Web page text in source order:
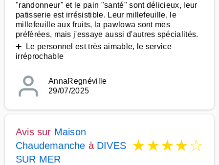
"randonneur" et le pain "santé" sont délicieux, leur
patisserie est irrésistible. Leur millefeuille, le
millefeuille aux fruits, la pawlowa sont mes
préférées, mais j'essaye aussi d'autres spécialités.
➕ Le personnel est très aimable, le service
irréprochable
AnnaRegnéville
29/07/2025
Avis sur Maison
Chaudemanche à DIVES
SUR MER
★★★★☆